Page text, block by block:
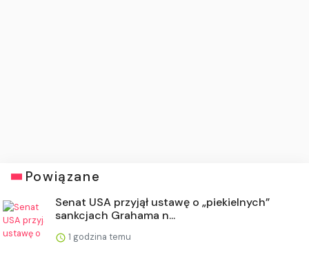
Powiązane
Senat USA przyjął ustawę o „piekielnych”
sankcjach Grahama n...
1 godzina temu